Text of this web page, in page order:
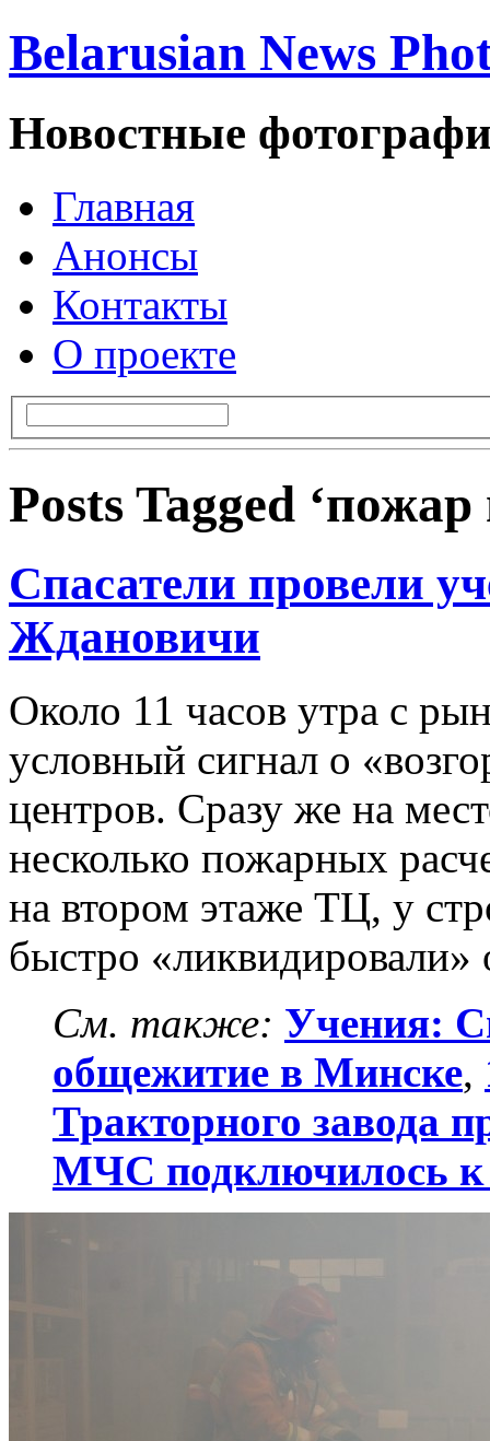
Belarusian News
Новостные
Главная
Анонсы
Контакты
О проекте
Posts Tagged
Спасатели провели
Ждановичи
Около 11 часов утра с
условный сигнал о
центров. Сразу же на
несколько пожарных
на втором этаже ТЦ, у
быстро «ликвидировали»
См. также: Учения:
общежитие в Минске,
Тракторного завода
МЧС подключилось к